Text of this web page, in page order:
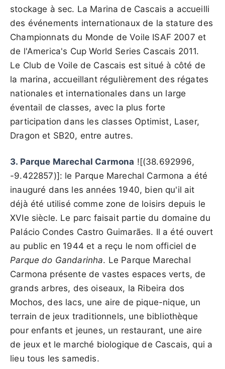
stockage à sec. La Marina de Cascais a accueilli
des événements internationaux de la stature des
Championnats du Monde de Voile ISAF 2007 et
de l'America's Cup World Series Cascais 2011.
Le Club de Voile de Cascais est situé à côté de
la marina, accueillant régulièrement des régates
nationales et internationales dans un large
éventail de classes, avec la plus forte
participation dans les classes Optimist, Laser,
Dragon et SB20, entre autres.
3. Parque Marechal Carmona ![(38.692996,
-9.422857)]: le Parque Marechal Carmona a été
inauguré dans les années 1940, bien qu'il ait
déjà été utilisé comme zone de loisirs depuis le
XVIe siècle. Le parc faisait partie du domaine du
Palácio Condes Castro Guimarães. Il a été ouvert
au public en 1944 et a reçu le nom officiel de
Parque do Gandarinha. Le Parque Marechal
Carmona présente de vastes espaces verts, de
grands arbres, des oiseaux, la Ribeira dos
Mochos, des lacs, une aire de pique-nique, un
terrain de jeux traditionnels, une bibliothèque
pour enfants et jeunes, un restaurant, une aire
de jeux et le marché biologique de Cascais, qui a
lieu tous les samedis.